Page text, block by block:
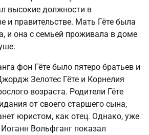
высокие должности в
и правительстве. Мать Гёте была
и она с семьей проживала в доме
фон Гёте было пятеро братьев и
Зелотес Гёте и Корнелия
возраста. Родители Гёте
от своего старшего сына,
юристом, как отец. Однако, уже
Вольфганг показал